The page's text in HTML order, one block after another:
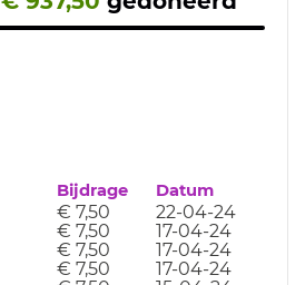
Bijdrage Datum
€ 7,50
22-04-24
€ 7,50
17-04-24
€ 7,50
17-04-24
€ 7,50
17-04-24